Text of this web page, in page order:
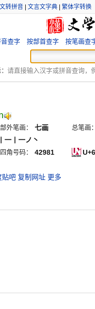
转拼音| 文言文字典| 繁体字转换
查字 按部首查字 按笔画查
请直接输入汉字或拼音查询，
部外笔画： 七画 总笔画：
一丨一ノ丶
四角号码： 42981
贴吧 复制网址 更多